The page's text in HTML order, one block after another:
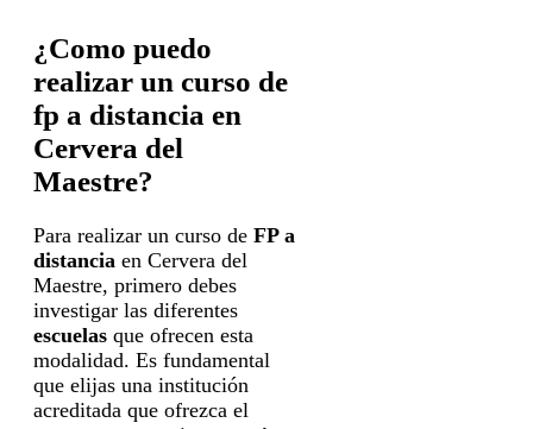
¿Como puedo
realizar un curso de
fp a distancia en
Cervera del
Maestre?
Para realizar un curso de FP a
distancia en Cervera del
Maestre, primero debes
investigar las diferentes
escuelas que ofrecen esta
modalidad. Es fundamental
que elijas una institución
acreditada que ofrezca el